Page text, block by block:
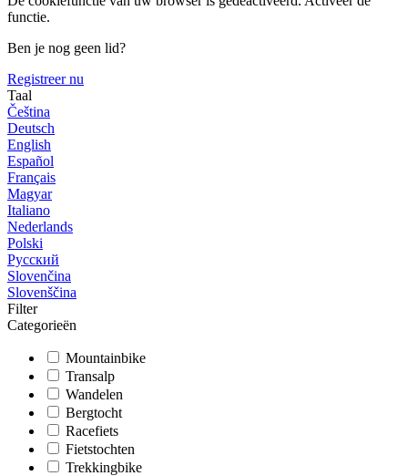
functie.
Ben je nog geen lid?
Registreer nu
Taal
Čeština
Deutsch
English
Español
Français
Magyar
Italiano
Nederlands
Polski
Русский
Slovenčina
Slovenščina
Filter
Categorieën
Mountainbike
Transalp
Wandelen
Bergtocht
Racefiets
Fietstochten
Trekkingbike